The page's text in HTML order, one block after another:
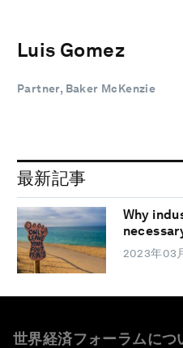
Luis Gomez
Partner, Baker McKenzie
最新記事
Why
2023年03
世界経済フォーラムにつ